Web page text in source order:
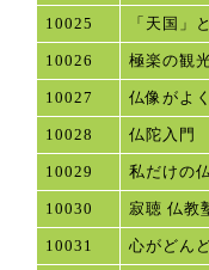
10025 「天国」
10026 極楽の観
10027 仏像がよ
10028 仏陀入門
10029 私だけの
10030 寂聴 仏教
10031 心がどん